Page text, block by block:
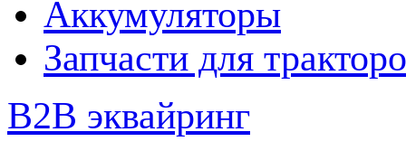
Аккумуляторы
Запчасти для
B2B эквайринг